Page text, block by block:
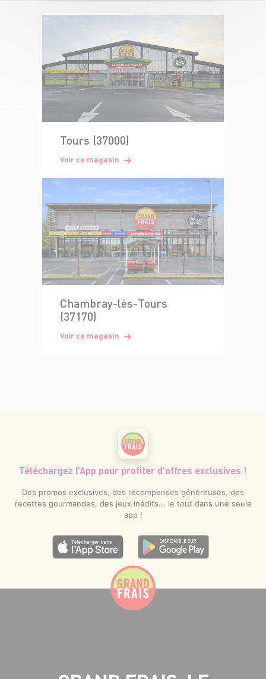
Tours (37000)
Voir ce magasin
Chambray-lès-Tours
(37170)
Voir ce magasin
Téléchargez l’App pour profiter d’offres exclusives !
Des promos exclusives, des récompenses généreuses, des
recettes gourmandes, des jeux inédits... le tout dans une seule
app !